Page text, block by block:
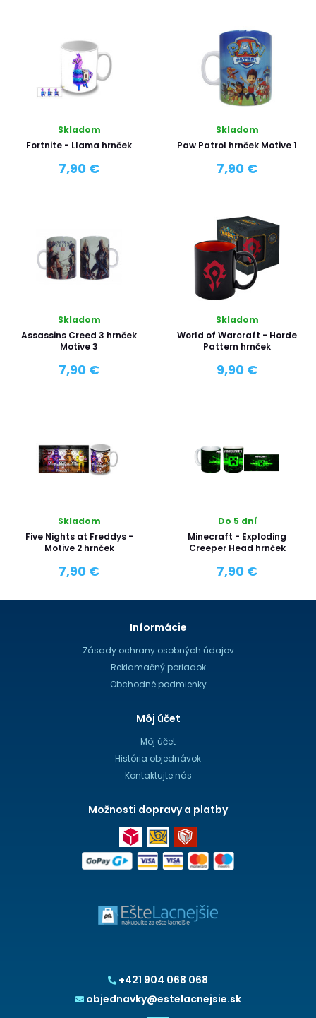
Skladom
Fortnite - Llama hrnček
7,90 €
Skladom
Paw Patrol hrnček Motive 1
7,90 €
Skladom
Assassins Creed 3 hrnček
Motive 3
7,90 €
Skladom
World of Warcraft - Horde
Pattern hrnček
9,90 €
Skladom
Five Nights at Freddys -
Motive 2 hrnček
7,90 €
Do 5 dní
Minecraft - Exploding
Creeper Head hrnček
7,90 €
+421 904 068 068
objednavky@estelacnejsie.sk
Informácie
Zásady ochrany osobných údajov
Reklamačný poriadok
Obchodné podmienky
Môj účet
Môj účet
História objednávok
Kontaktujte nás
Možnosti dopravy a platby